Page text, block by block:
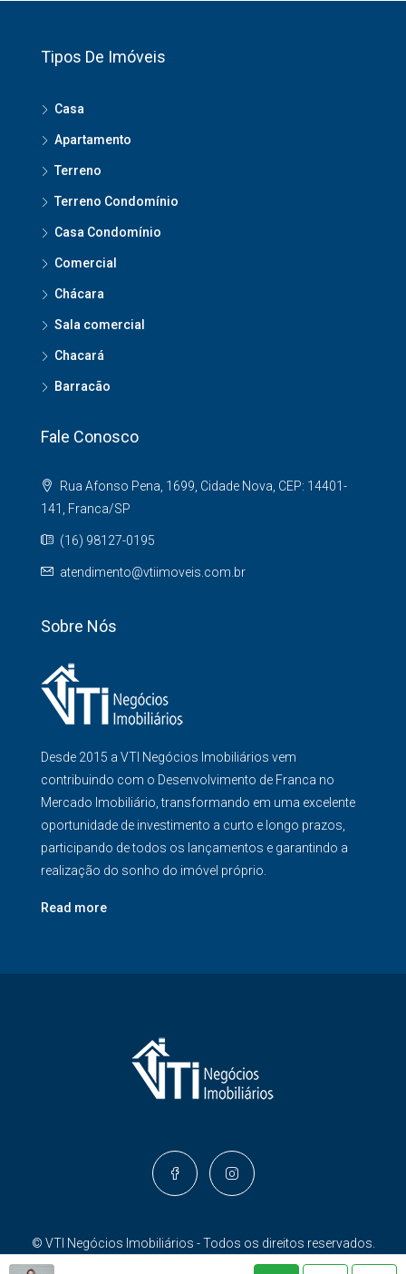
Tipos De Imóveis
Casa
Apartamento
Terreno
Terreno Condomínio
Casa Condomínio
Comercial
Chácara
Sala comercial
Chacará
Barracão
Fale Conosco
Rua Afonso Pena, 1699, Cidade Nova, CEP: 14401-
141, Franca/SP
(16) 98127-0195
atendimento@vtiimoveis.com.br
Sobre Nós
Desde 2015 a VTI Negócios Imobiliários vem
contribuindo com o Desenvolvimento de Franca no
Mercado Imobiliário, transformando em uma excelente
oportunidade de investimento a curto e longo prazos,
participando de todos os lançamentos e garantindo a
realização do sonho do imóvel próprio.
Read more
© VTI Negócios Imobiliários - Todos os direitos reservados.